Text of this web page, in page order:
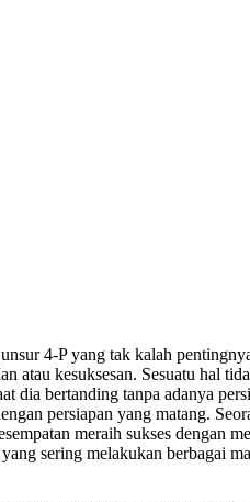
4-P yang tak kalah
kesuksesan. Sesuatu hal
dia bertanding tanpa adanya
persiapan yang matang.
meraih sukses dengan
sering melakukan berbagai